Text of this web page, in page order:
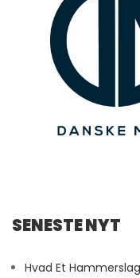
SENESTE NYT
Hvad Et